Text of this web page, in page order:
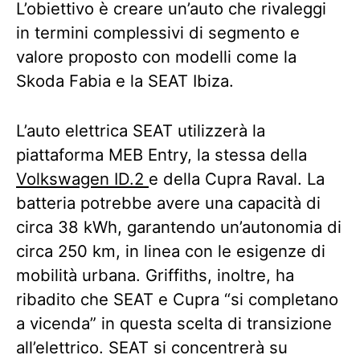
L’obiettivo è creare un’auto che rivaleggi
in termini complessivi di segmento e
valore proposto con modelli come la
Skoda Fabia e la SEAT Ibiza.
L’auto elettrica SEAT utilizzerà la
piattaforma MEB Entry, la stessa della
Volkswagen ID.2 e della Cupra Raval. La
batteria potrebbe avere una capacità di
circa 38 kWh, garantendo un’autonomia di
circa 250 km, in linea con le esigenze di
mobilità urbana. Griffiths, inoltre, ha
ribadito che SEAT e Cupra “si completano
a vicenda” in questa scelta di transizione
all’elettrico. SEAT si concentrerà su